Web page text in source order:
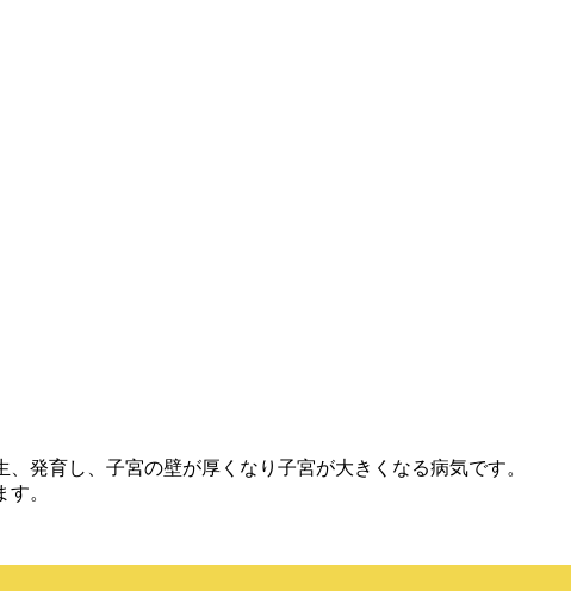
発育し、子宮の壁が厚くなり子宮が大きくなる病気です。
。